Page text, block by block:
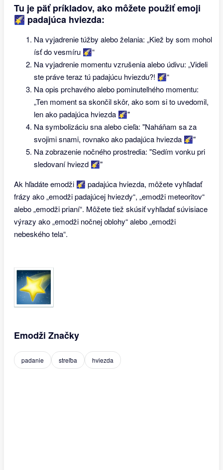
Tu je päť príkladov, ako môžete použiť emoji
🌠 padajúca hviezda:
Na vyjadrenie túžby alebo želania: „Kiež by som mohol
ísť do vesmíru 🌠“
Na vyjadrenie momentu vzrušenia alebo údivu: „Videli
ste práve teraz tú padajúcu hviezdu?! 🌠“
Na opis prchavého alebo pominuteľného momentu:
„Ten moment sa skončil skôr, ako som si to uvedomil,
len ako padajúca hviezda 🌠"
Na symbolizáciu sna alebo cieľa: "Naháňam sa za
svojimi snami, rovnako ako padajúca hviezda 🌠"
Na zobrazenie nočného prostredia: "Sedím vonku pri
sledovaní hviezd 🌠"
Ak hľadáte emodži 🌠 padajúca hviezda, môžete vyhľadať
frázy ako „emodži padajúcej hviezdy“, „emodži meteoritov“
alebo „emodži prianí“. Môžete tiež skúsiť vyhľadať súvisiace
výrazy ako „emodži nočnej oblohy“ alebo „emodži
nebeského tela“.
Emodži Značky
padanie streľba hviezda